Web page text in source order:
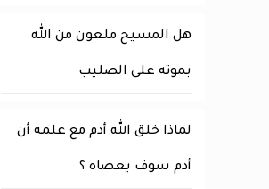
هل المسيح ملعون من الله
بموته على الصليب
لماذا خلق الله أدم مع علمه أن
أدم سوف يعصاه ؟